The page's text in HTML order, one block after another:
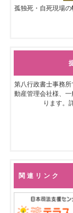
孤独死・自死現場の
第八行政書士事務
動産管理会社様、
ります。
関 連 リ ン ク